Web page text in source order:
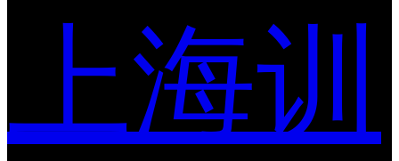
上海训